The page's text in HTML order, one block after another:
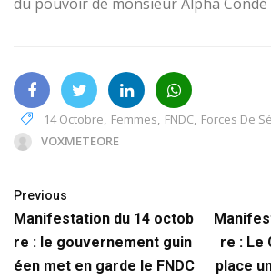
14 Octobre Femmes FNDC Forces De
VOXMETEORE
Previous
Manifestation du 14 octob
re : le gouvernement guin
éen met en garde le FNDC
re : Le
place